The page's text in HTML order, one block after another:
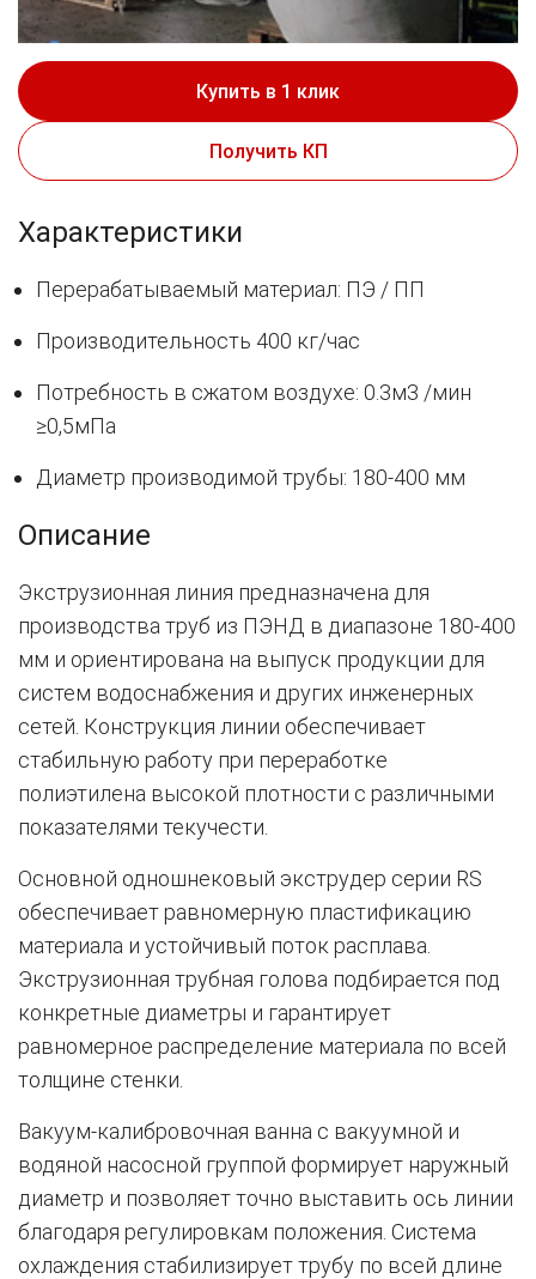
Купить в 1 клик
Получить КП
Характеристики
Перерабатываемый материал: ПЭ / ПП
Производительность 400 кг/час
Потребность в сжатом воздухе: 0.3м3 /мин
≥0,5мПа
Диаметр производимой трубы: 180-400 мм
Описание
Экструзионная линия предназначена для
производства труб из ПЭНД в диапазоне 180-400
мм и ориентирована на выпуск продукции для
систем водоснабжения и других инженерных
сетей. Конструкция линии обеспечивает
стабильную работу при переработке
полиэтилена высокой плотности с различными
показателями текучести.
Основной одношнековый экструдер серии RS
обеспечивает равномерную пластификацию
материала и устойчивый поток расплава.
Экструзионная трубная голова подбирается под
конкретные диаметры и гарантирует
равномерное распределение материала по всей
толщине стенки.
Вакуум-калибровочная ванна с вакуумной и
водяной насосной группой формирует наружный
диаметр и позволяет точно выставить ось линии
благодаря регулировкам положения. Система
охлаждения стабилизирует трубу по всей длине